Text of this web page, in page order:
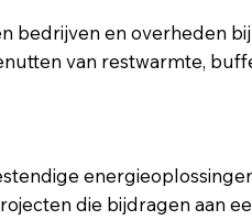
bedrijven en overheden
van restwarmte,
die bijdragen aan